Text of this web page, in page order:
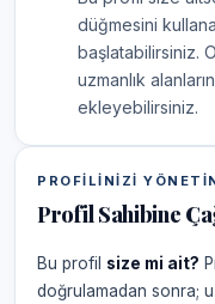
düğmesini
başlatabilirsiniz.
uzmanlık
ekleyebilirsiniz.
PROFILINIZI
Profil Sahibine
Bu profil size mi ait?
doğrulamadan sonra;